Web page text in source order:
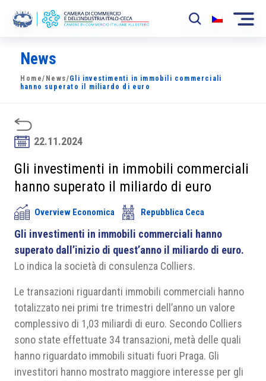
La Camera
News
Sviluppo Mercato
Soci
Partner
Progetti
Area riservata
News
Home/ News/Gli investimenti in immobili commerciali
hanno superato il miliardo di euro
22.11.2024
Gli investimenti in immobili commerciali
hanno superato il miliardo di euro
Overview Economica Repubblica Ceca
Gli investimenti in immobili commerciali hanno
superato dall’inizio di quest’anno il miliardo di euro.
Lo indica la società di consulenza Colliers.
Le transazioni riguardanti immobili commerciali hanno
totalizzato nei primi tre trimestri dell’anno un valore
complessivo di 1,03 miliardi di euro. Secondo Colliers
sono state effettuate 34 transazioni, metà delle quali
hanno riguardato immobili situati fuori Praga. Gli
investitori hanno mostrato maggiore interesse per gli